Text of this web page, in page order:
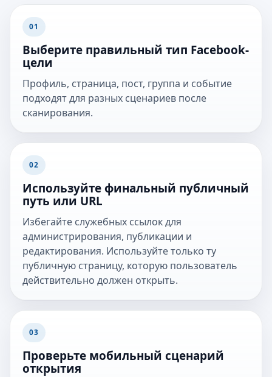
01
Выберите правильный тип Facebook-
цели
Профиль, страница, пост, группа и событие
подходят для разных сценариев после
сканирования.
02
Используйте финальный публичный
путь или URL
Избегайте служебных ссылок для
администрирования, публикации и
редактирования. Используйте только ту
публичную страницу, которую пользователь
действительно должен открыть.
03
Проверьте мобильный сценарий
открытия